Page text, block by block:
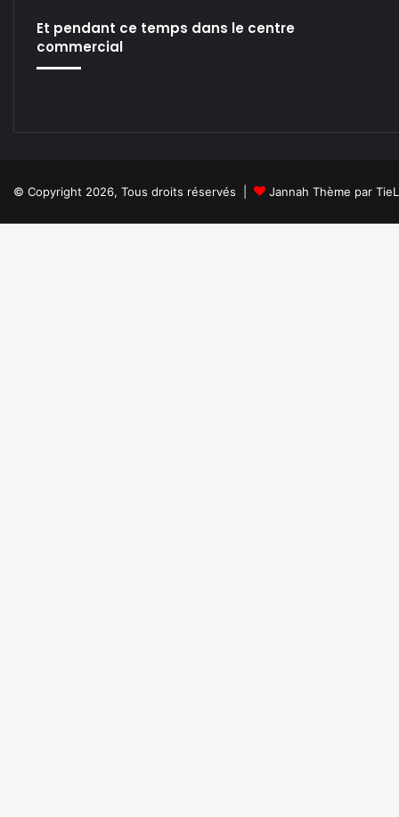
Et pendant ce temps dans le centre
commercial
© Copyright 2026, Tous droits réservés | Jannah Thème par